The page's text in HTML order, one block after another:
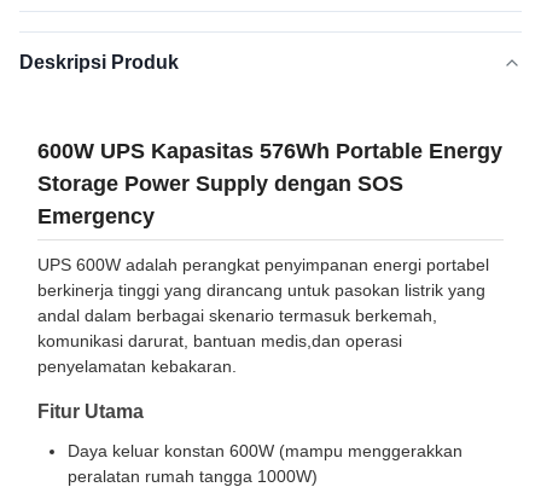
Deskripsi Produk
600W UPS Kapasitas 576Wh Portable Energy
Storage Power Supply dengan SOS
Emergency
UPS 600W adalah perangkat penyimpanan energi portabel
berkinerja tinggi yang dirancang untuk pasokan listrik yang
andal dalam berbagai skenario termasuk berkemah,
komunikasi darurat, bantuan medis,dan operasi
penyelamatan kebakaran.
Fitur Utama
Daya keluar konstan 600W (mampu menggerakkan
peralatan rumah tangga 1000W)